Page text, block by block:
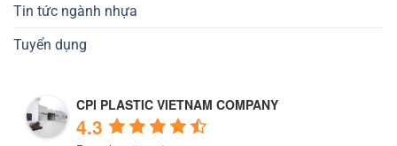
Tin tức ngành nhựa
Tuyển dụng
CPI PLASTIC VIETNAM COMPANY
4.3